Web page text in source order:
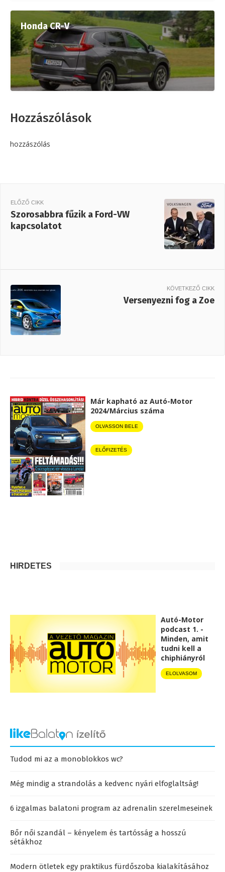
Honda CR-V
Hozzászólások
hozzászólás
ELŐZŐ CIKK
Szorosabbra fűzik a Ford-VW
kapcsolatot
KÖVETKEZŐ CIKK
Versenyezni fog a Zoe
Már kapható az Autó-Motor
2024/Március száma
OLVASSON BELE
ELŐFIZETÉS
HIRDETÉS
Autó-Motor
podcast 1. -
Minden, amit
tudni kell a
chiphiányról
ELOLVASOM
Tudod mi az a monoblokkos wc?
Még mindig a strandolás a kedvenc nyári elfoglaltság!
6 izgalmas balatoni program az adrenalin szerelmeseinek
Bőr női szandál – kényelem és tartósság a hosszú
sétákhoz
Modern ötletek egy praktikus fürdőszoba kialakításához